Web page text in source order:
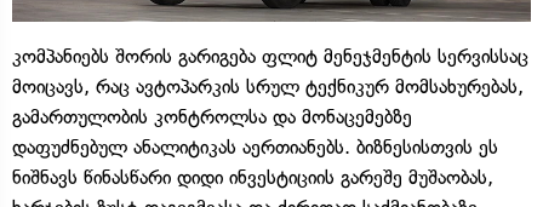
კომპანიებს შორის გარიგება ფლიტ მენეჯმენტის სერვისსაც
მოიცავს, რაც ავტოპარკის სრულ ტექნიკურ მომსახურებას,
გამართულობის კონტროლსა და მონაცემებზე
დაფუძნებულ ანალიტიკას აერთიანებს. ბიზნესისთვის ეს
ნიშნავს წინასწარი დიდი ინვესტიციის გარეშე მუშაობას,